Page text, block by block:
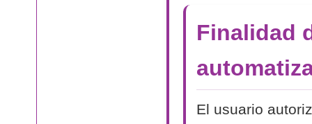
Finalidad
El usuario